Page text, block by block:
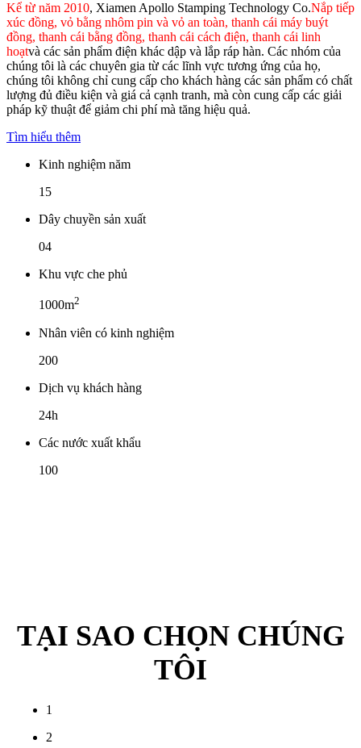
Kể từ năm 2010, Xiamen Apollo Stamping Technology Co.Nắp tiếp
xúc đồng, vỏ bằng nhôm pin và vỏ an toàn, thanh cái máy buýt
đồng, thanh cái bằng đồng, thanh cái cách điện, thanh cái linh
hoạtvà các sản phẩm điện khác dập và lắp ráp hàn. Các nhóm của
chúng tôi là các chuyên gia từ các lĩnh vực tương ứng của họ,
chúng tôi không chỉ cung cấp cho khách hàng các sản phẩm có chất
lượng đủ điều kiện và giá cả cạnh tranh, mà còn cung cấp các giải
pháp kỹ thuật để giảm chi phí mà tăng hiệu quả.
Tìm hiểu thêm
Kinh nghiệm năm
15
Dây chuyền sản xuất
04
Khu vực che phủ
1000m2
Nhân viên có kinh nghiệm
200
Dịch vụ khách hàng
24h
Các nước xuất khẩu
100
TẠI SAO CHỌN CHÚNG
TÔI
1
2